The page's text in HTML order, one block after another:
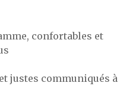
confortables et
justes communiqués à